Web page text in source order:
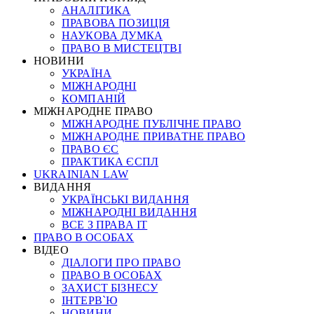
АНАЛІТИКА
ПРАВОВА ПОЗИЦІЯ
НАУКОВА ДУМКА
ПРАВО В МИСТЕЦТВІ
НОВИНИ
УКРАЇНА
МІЖНАРОДНІ
КОМПАНІЙ
МІЖНАРОДНЕ ПРАВО
МІЖНАРОДНЕ ПУБЛІЧНЕ ПРАВО
МІЖНАРОДНЕ ПРИВАТНЕ ПРАВО
ПРАВО ЄС
ПРАКТИКА ЄСПЛ
UKRAINIAN LAW
ВИДАННЯ
УКРАЇНСЬКІ ВИДАННЯ
МІЖНАРОДНІ ВИДАННЯ
ВСЕ З ПРАВА ІТ
ПРАВО В ОСОБАХ
ВІДЕО
ДІАЛОГИ ПРО ПРАВО
ПРАВО В ОСОБАХ
ЗАХИСТ БІЗНЕСУ
ІНТЕРВ`Ю